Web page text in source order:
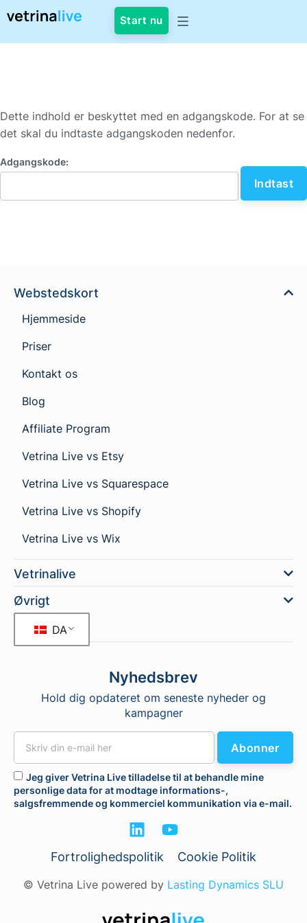
Start nu
Dette indhold er beskyttet med en adgangskode. For at se
det skal du indtaste adgangskoden nedenfor.
Adgangskode:
Webstedskort
Hjemmeside
Priser
Kontakt os
Blog
Affiliate Program
Vetrina Live vs Etsy
Vetrina Live vs Squarespace
Vetrina Live vs Shopify
Vetrina Live vs Wix
Vetrinalive
Øvrigt
DA
Nyhedsbrev
Hold dig opdateret om seneste nyheder og
kampagner
Jeg giver Vetrina Live tilladelse til at behandle mine
personlige data for at modtage informations-,
salgsfremmende og kommerciel kommunikation via e-mail.
Abonner
Fortrolighedspolitik Cookie Politik
© Vetrina Live powered by Lasting Dynamics SLU